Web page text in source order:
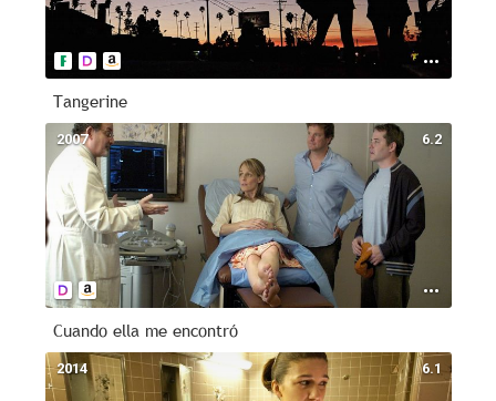
Tangerine
6.2
2007
Cuando ella me encontró
6.1
2014